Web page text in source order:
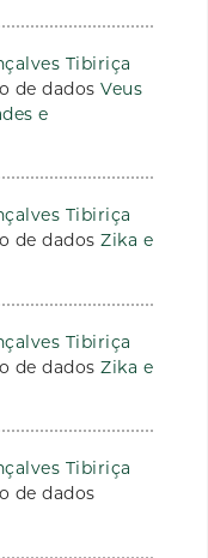
Tibiriça
de dados Veus
e
Tibiriça
de dados Zika e
Tibiriça
de dados Zika e
Tibiriça
de dados